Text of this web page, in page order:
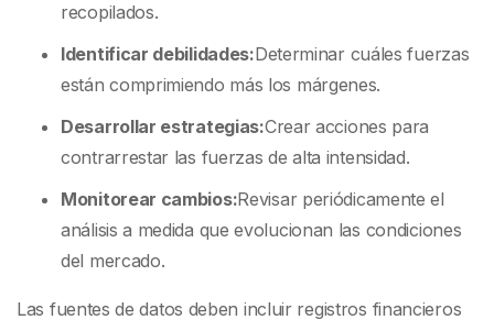
recopilados.
Identificar debilidades:Determinar cuáles fuerzas
están comprimiendo más los márgenes.
Desarrollar estrategias:Crear acciones para
contrarrestar las fuerzas de alta intensidad.
Monitorear cambios:Revisar periódicamente el
análisis a medida que evolucionan las condiciones
del mercado.
Las fuentes de datos deben incluir registros financieros